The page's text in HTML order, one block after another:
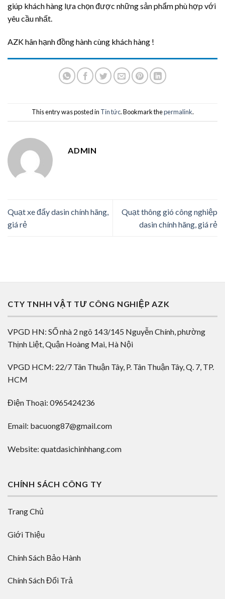
giúp khách hàng lựa chọn được những sản phẩm phù hợp với
yêu cầu nhất.
AZK hân hạnh đồng hành cùng khách hàng !
This entry was posted in Tin tức. Bookmark thepermalink.
ADMIN
Quạt xe đẩy dasin chính hãng,
giá rẻ
Quạt thông gió công nghiệp
dasin chính hãng, giá rẻ
CTY TNHH VẬT TƯ CÔNG NGHIỆP AZK
VPGD HN: SỐ nhà 2 ngõ 143/145 Nguyễn Chính, phường
Thịnh Liệt, Quận Hoàng Mai, Hà Nội
VPGD HCM: 22/7 Tân Thuận Tây, P. Tân Thuận Tây, Q. 7, TP.
HCM
Điện Thoại: 0965424236
Email: bacuong87@gmail.com
Website: quatdasichinhhang.com
CHÍNH SÁCH CÔNG TY
Trang Chủ
Giới Thiệu
Chính Sách Bảo Hành
Chính Sách Đổi Trả